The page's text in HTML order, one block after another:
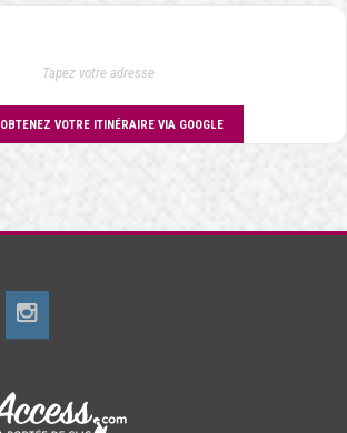
OBTENEZ VOTRE ITINÉRAIRE VIA GOOGLE